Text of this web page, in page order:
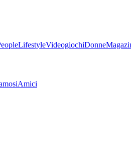
LifestyleVideogiochiDonne
Amici